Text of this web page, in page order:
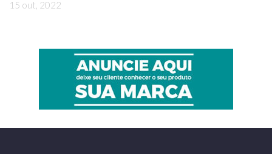
15 out, 2022